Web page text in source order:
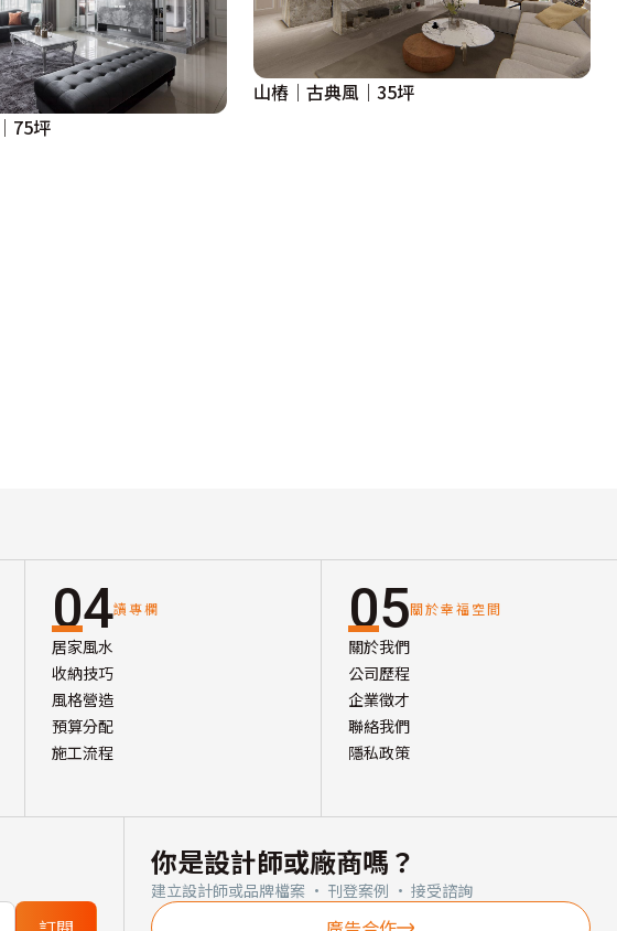
坪
山樁｜古典風｜35坪
04讀專欄
居家風水
收納技巧
風格營造
預算分配
施工流程
05關於幸福空間
關於我們
公司歷程
企業徵才
聯絡我們
隱私政策
你是設計師或廠商嗎？
建立設計師或品牌檔案 · 刊登案例 · 接受諮詢